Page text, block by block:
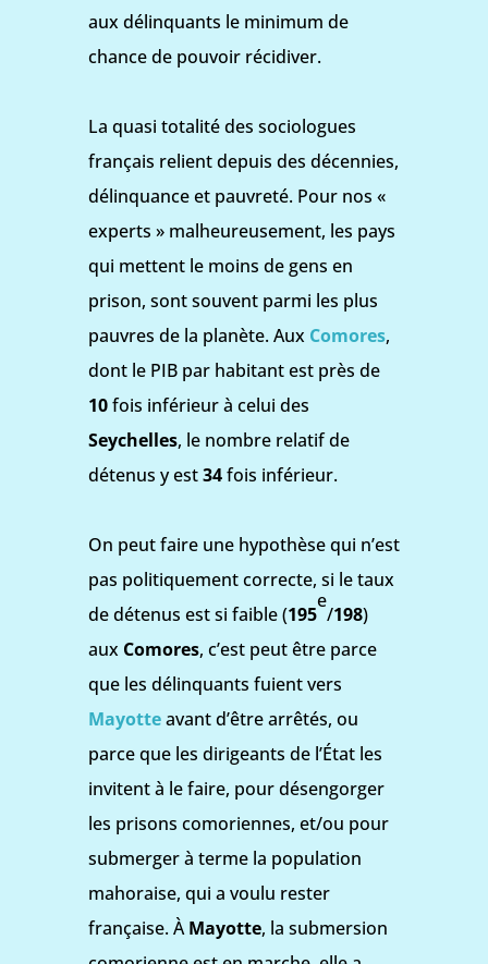
aux délinquants le minimum de
chance de pouvoir récidiver.
La quasi totalité des sociologues
français relient depuis des décennies,
délinquance et pauvreté. Pour nos «
experts » malheureusement, les pays
qui mettent le moins de gens en
prison, sont souvent parmi les plus
pauvres de la planète. Aux Comores,
dont le PIB par habitant est près de
10fois inférieur à celui des
Seychelles, le nombre relatif de
détenus y est34fois inférieur.
On peut faire une hypothèse qui n’est
pas politiquement correcte, si le taux
de détenus est si faible (195
e
/198)
aux Comores, c’est peut être parce
que les délinquants fuient vers
Mayotteavant d’être arrêtés, ou
parce que les dirigeants de l’État les
invitent à le faire, pour désengorger
les prisons comoriennes, et/ou pour
submerger à terme la population
mahoraise, qui a voulu rester
française. ÀMayotte, la submersion